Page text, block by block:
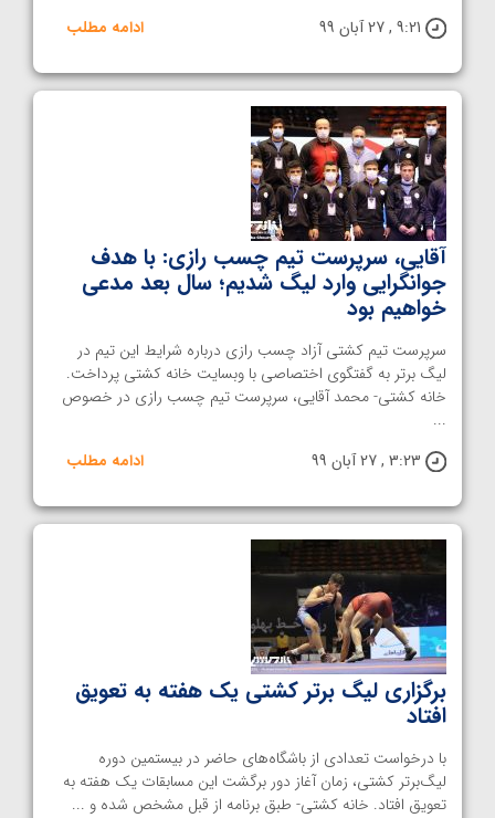
9:21 , 27 آبان 99
ادامه مطلب
آقایی، سرپرست تیم چسب رازی: با هدف
جوانگرایی وارد لیگ شدیم؛ سال بعد مدعی
خواهیم بود
سرپرست تیم کشتی آزاد چسب رازی درباره شرایط این تیم در
لیگ برتر به گفتگوی اختصاصی با وبسایت خانه کشتی پرداخت.
خانه کشتی- محمد آقایی، سرپرست تیم چسب رازی در خصوص
...
3:23 , 27 آبان 99
ادامه مطلب
برگزاری لیگ برتر کشتی یک هفته به تعویق
افتاد
با درخواست تعدادی از باشگاه‌های حاضر در بیستمین دوره
لیگ‌برتر کشتی، زمان آغاز دور برگشت این مسابقات یک هفته به
تعویق افتاد. خانه کشتی- طبق برنامه از قبل مشخص شده و ...